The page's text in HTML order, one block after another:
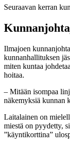
Seuraavan kerran
Ilmajoen
kunnanhallituksen
miten kuntaa
hoitaa.
– Mitään isompaa
näkemyksiä kunnan
Laitalainen on
miestä on pyydetty,
”käyntikorttina”